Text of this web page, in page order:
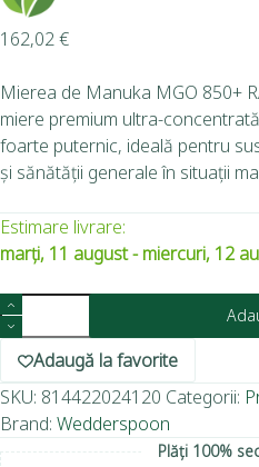
162,02€
Mierea de Manuka MGO 850+
miere premium ultra-
foarte puternic, ideală pentru
și sănătății generale în situații
Estimare livrare:
marți, 11 august - miercuri, 12
Adaugă la favorite
SKU: 814422024120 Categorii:
Brand: Wedderspoon
Plăți 100%